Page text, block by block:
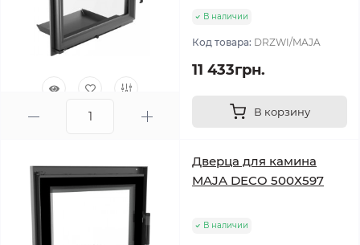
В наличии
Код товара: DRZWI/MAJA
11 433грн.
В корзину
Дверца для камина
MAJA DECO 500Х597
В наличии